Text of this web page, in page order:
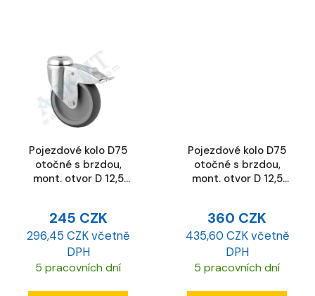
Pojezdové kolo D75
otočné s brzdou,
mont. otvor D 12,5
245 CZK
296,45 CZK včetně
DPH
5 pracovních dní
Pojezdové kolo D75
otočné s brzdou,
mont. otvor D 12,5
360 CZK
435,60 CZK včetně
DPH
5 pracovních dní